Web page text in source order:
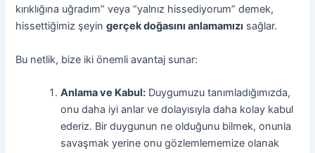
kırıklığına uğradım” veya “yalnız hissediyorum” demek,
hissettiğimiz şeyingerçek doğasını anlamamızı sağlar.
Bu netlik, bize iki önemli avantaj sunar:
Anlama ve Kabul: Duygumuzu tanımladığımızda,
onu daha iyi anlar ve dolayısıyla daha kolay kabul
ederiz. Bir duygunun ne olduğunu bilmek, onunla
savaşmak yerine onu gözlemlememize olanak